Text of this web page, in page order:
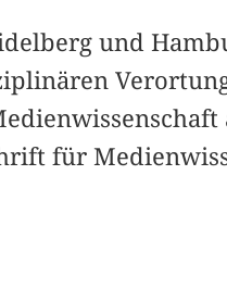
und
für